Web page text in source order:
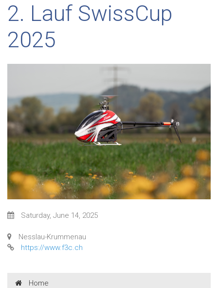
2. Lauf SwissCup
2025
Saturday, June 14, 2025
Nesslau-Krummenau
https://www.f3c.ch
Home